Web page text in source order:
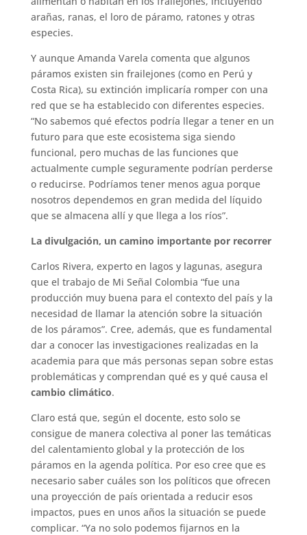
arañas, ranas, el loro de páramo, ratones y otras
especies.
Y aunque Amanda Varela comenta que algunos
páramos existen sin frailejones (como en Perú y
Costa Rica), su extinción implicaría romper con una
red que se ha establecido con diferentes especies.
“No sabemos qué efectos podría llegar a tener en un
futuro para que este ecosistema siga siendo
funcional, pero muchas de las funciones que
actualmente cumple seguramente podrían perderse
o reducirse. Podríamos tener menos agua porque
nosotros dependemos en gran medida del líquido
que se almacena allí y que llega a los ríos”.
La divulgación, un camino importante por recorrer
Carlos Rivera, experto en lagos y lagunas, asegura
que el trabajo de Mi Señal Colombia “fue una
producción muy buena para el contexto del país y la
necesidad de llamar la atención sobre la situación
de los páramos”. Cree, además, que es fundamental
dar a conocer las investigaciones realizadas en la
academia para que más personas sepan sobre estas
problemáticas y comprendan qué es y qué causa el
cambio climático.
Claro está que, según el docente, esto solo se
consigue de manera colectiva al poner las temáticas
del calentamiento global y la protección de los
páramos en la agenda política. Por eso cree que es
necesario saber cuáles son los políticos que ofrecen
una proyección de país orientada a reducir esos
impactos, pues en unos años la situación se puede
complicar. “Ya no solo podemos fijarnos en la